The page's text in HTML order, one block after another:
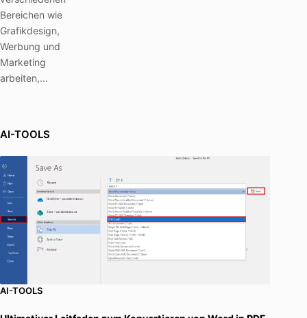
Bereichen wie
Grafikdesign,
Werbung und
Marketing
arbeiten,...
AI-TOOLS
AI-TOOLS